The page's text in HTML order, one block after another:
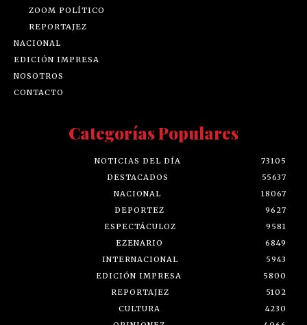
ZOOM POLÍTICO
REPORTAJEZ
NACIONAL
EDICIÓN IMPRESA
NOSOTROS
CONTACTO
Categorías Populares
NOTICIAS DEL DÍA
73105
DESTACADOS
55637
NACIONAL
18067
DEPORTEZ
9627
ESPECTÁCULOZ
9581
EZENARIO
6849
INTERNACIONAL
5943
EDICIÓN IMPRESA
5800
REPORTAJEZ
5102
CULTURA
4230